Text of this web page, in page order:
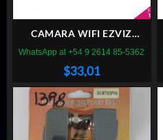
CAMARA WIFI EZVIZ
INTERIOR INTELIGENTE C6N
$33,01
WhatsApp al +54 9 2614 85-5362